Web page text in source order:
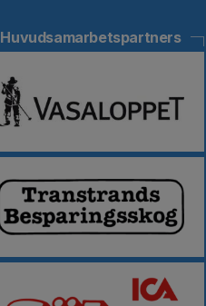
Huvudsamarbetspartners